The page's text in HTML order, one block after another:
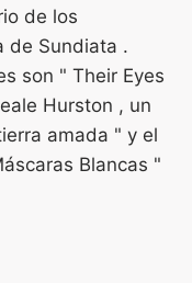
de los
de Sundiata .
son " Their Eyes
Hurston , un
amada " y el
Blancas "